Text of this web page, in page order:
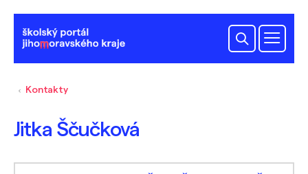
Kontakty
Jitka Ščučková